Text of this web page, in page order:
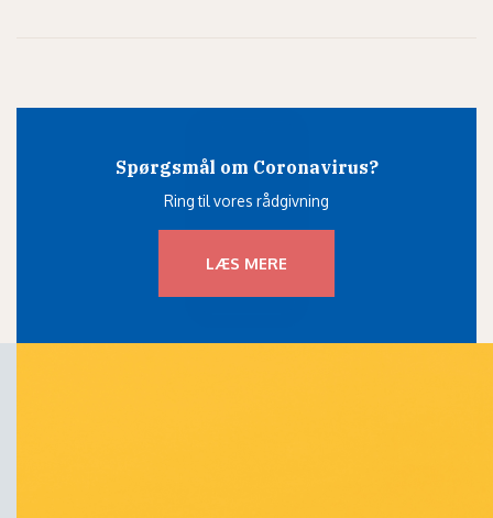
Spørgsmål om Coronavirus?
Ring til vores rådgivning
LÆS MERE